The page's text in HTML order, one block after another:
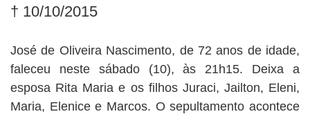
ANUNCIE
BUSCAR
† 10/10/2015
José de Oliveira Nascimento, de 72 anos de idade,
faleceu neste sábado (10), às 21h15. Deixa a
esposa Rita Maria e os filhos Juraci, Jailton, Eleni,
Maria, Elenice e Marcos. O sepultamento acontece